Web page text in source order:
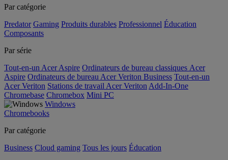
Par catégorie
Predator Gaming Produits durables Professionnel Éducation
Composants
Par série
Tout-en-un Acer Aspire Ordinateurs de bureau classiques Acer
Aspire Ordinateurs de bureau Acer Veriton Business Tout-en-un
Acer Veriton Stations de travail Acer Veriton Add-In-One
Chromebase Chromebox Mini PC
Windows
Chromebooks
Par catégorie
Business Cloud gaming Tous les jours Éducation